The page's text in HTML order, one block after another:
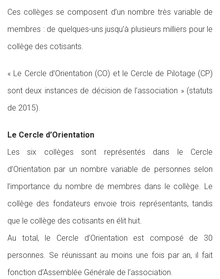
Ces collèges se composent d’un nombre très variable de
membres : de quelques-uns jusqu’à plusieurs milliers pour le
collège des cotisants.
« Le Cercle d’Orientation (CO) et le Cercle de Pilotage (CP)
sont deux instances de décision de l’association » (statuts
de 2015).
Le Cercle d’Orientation
Les six collèges sont représentés dans le Cercle
d’Orientation par un nombre variable de personnes selon
l’importance du nombre de membres dans le collège. Le
collège des fondateurs envoie trois représentants, tandis
que le collège des cotisants en élit huit.
Au total, le Cercle d’Orientation est composé de 30
personnes. Se réunissant au moins une fois par an, il fait
fonction d’Assemblée Générale de l’association.